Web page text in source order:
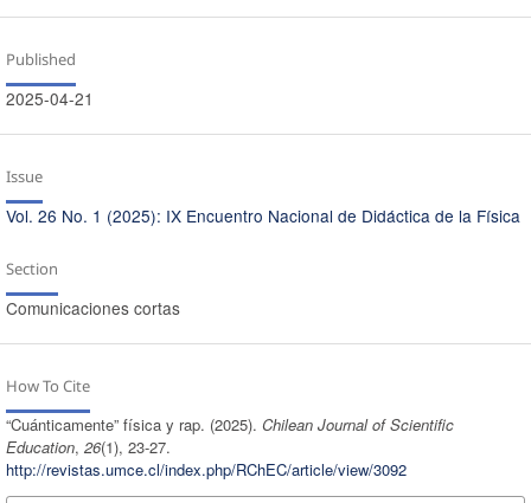
Published
2025-04-21
Issue
Vol. 26 No. 1 (2025): IX Encuentro Nacional de Didáctica de la Física
Section
Comunicaciones cortas
How To Cite
“Cuánticamente” física y rap. (2025). Chilean Journal of Scientific
Education, 26(1), 23-27.
http://revistas.umce.cl/index.php/RChEC/article/view/3092